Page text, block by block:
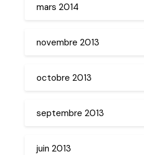
mars 2014
novembre 2013
octobre 2013
septembre 2013
juin 2013